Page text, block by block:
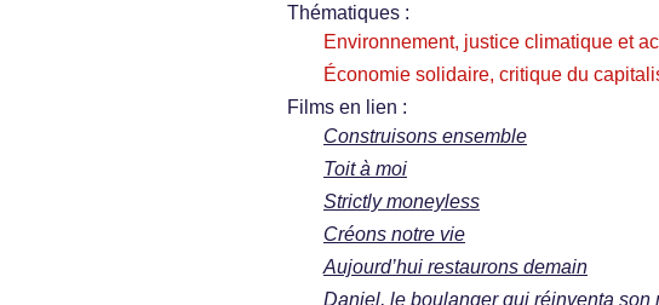
Thématiques :
Environnement, justice climatique et
Économie solidaire, critique du
Films en lien :
Construisons ensemble
Toit à moi
Strictly moneyless
Créons notre vie
Aujourd’hui restaurons demain
Daniel, le boulanger qui réinventa son